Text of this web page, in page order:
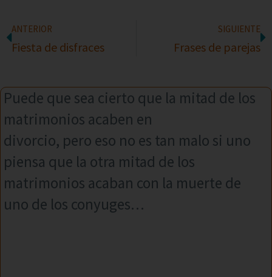
ANTERIOR
Fiesta de disfraces
SIGUIENTE
Frases de parejas
Puede que sea cierto que la mitad de los
matrimonios acaben en
divorcio, pero eso no es tan malo si uno
piensa que la otra mitad de los
matrimonios acaban con la muerte de
uno de los conyuges…